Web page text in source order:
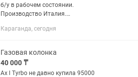
б/у в рабочем состоянии.
Производство Италия.
типа 50 литров
Караганда, сегодня
Газовая колонка
40 000 ₸
Ах l Tyrbo не давно купила 95000